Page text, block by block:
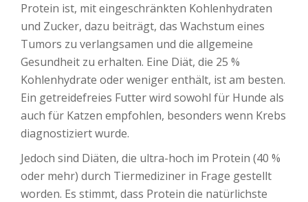
Protein ist, mit eingeschränkten Kohlenhydraten
und Zucker, dazu beiträgt, das Wachstum eines
Tumors zu verlangsamen und die allgemeine
Gesundheit zu erhalten. Eine Diät, die 25 %
Kohlenhydrate oder weniger enthält, ist am besten.
Ein getreidefreies Futter wird sowohl für Hunde als
auch für Katzen empfohlen, besonders wenn Krebs
diagnostiziert wurde.
Jedoch sind Diäten, die ultra-hoch im Protein (40 %
oder mehr) durch Tiermediziner in Frage gestellt
worden. Es stimmt, dass Protein die natürlichste